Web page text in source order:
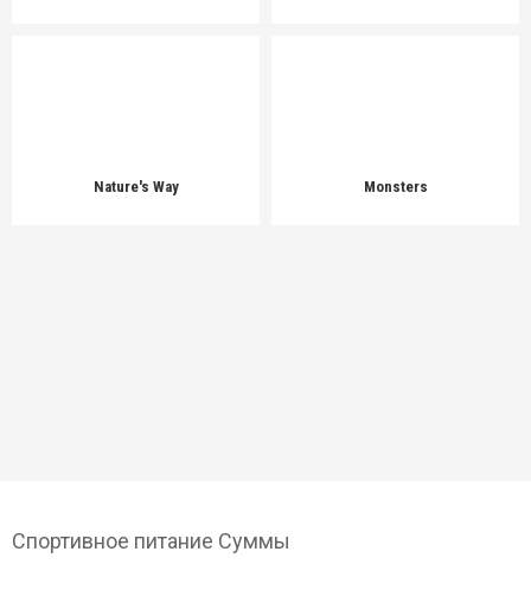
Nature's Way Monsters
Спортивное питание Суммы